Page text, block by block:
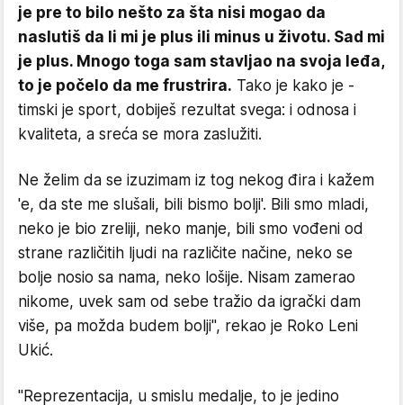
je pre to bilo nešto za šta nisi mogao da
naslutiš da li mi je plus ili minus u životu. Sad mi
je plus. Mnogo toga sam stavljao na svoja leđa,
to je počelo da me frustrira. Tako je kako je -
timski je sport, dobiješ rezultat svega: i odnosa i
kvaliteta, a sreća se mora zaslužiti.
Ne želim da se izuzimam iz tog nekog đira i kažem
'e, da ste me slušali, bili bismo bolji'. Bili smo mladi,
neko je bio zreliji, neko manje, bili smo vođeni od
strane različitih ljudi na različite načine, neko se
bolje nosio sa nama, neko lošije. Nisam zamerao
nikome, uvek sam od sebe tražio da igrački dam
više, pa možda budem bolji", rekao je Roko Leni
Ukić.
"Reprezentacija, u smislu medalje, to je jedino